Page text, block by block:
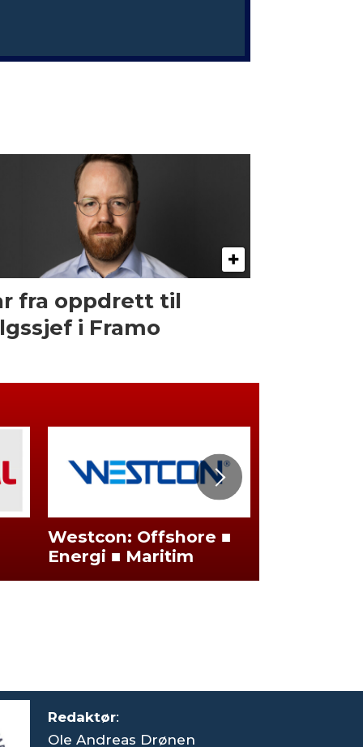
fra oppdrett til
i Framo
Westcon: Offshore ■
Energi ■ Maritim
Redaktør:
Ole Andreas Drønen